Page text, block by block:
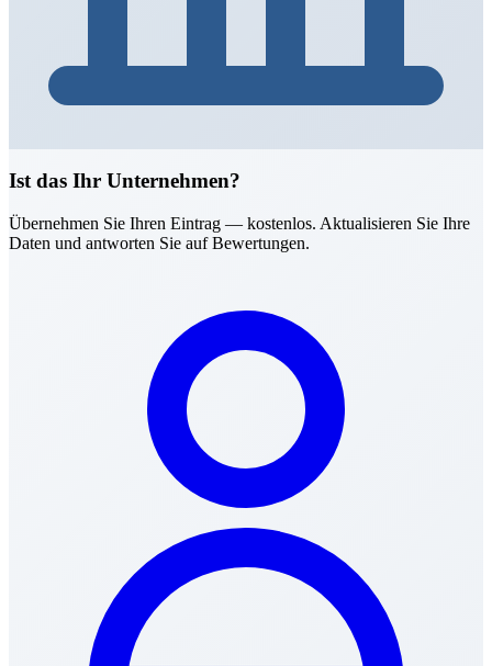
Ist das Ihr Unternehmen?
Übernehmen Sie Ihren Eintrag — kostenlos. Aktualisieren Sie Ihre
Daten und antworten Sie auf Bewertungen.